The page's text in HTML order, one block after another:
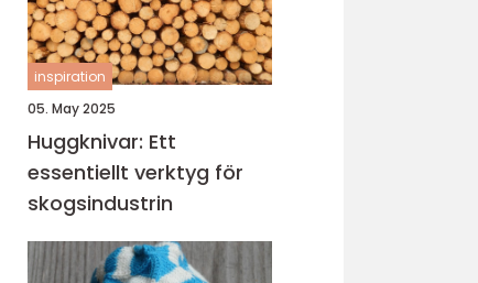
inspiration
05. May 2025
Huggknivar: Ett
essentiellt verktyg för
skogsindustrin